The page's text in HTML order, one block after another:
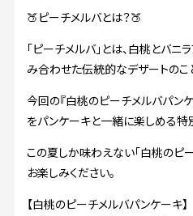
🍑ピーチメルバとは？🍑
「ピーチメルバ」とは、白桃とバニ
み合わせた伝統的なデザートのこ
今回の『白桃のピーチメルバパン
をパンケーキと一緒に楽しめる特
この夏しか味わえない「白桃のピ
お楽しみください。
【白桃のピーチメルバパンケーキ】